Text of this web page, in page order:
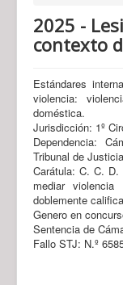
2025 -
contexto
Estándares
violencia:
doméstica.
Jurisdicción: 1º
Dependencia:
Tribunal de Justicia
Carátula: C. C.
mediar
doblemente
Genero en
Sentencia de
Fallo STJ: N.º